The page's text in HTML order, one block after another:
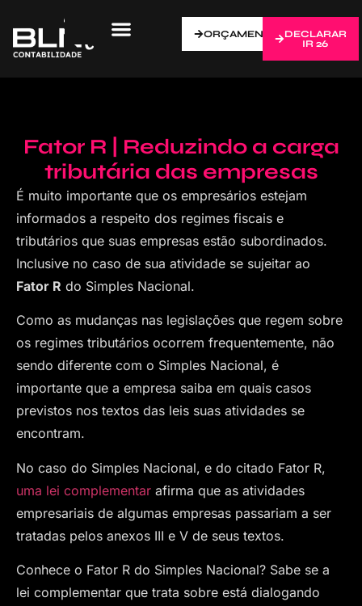
ORÇAMENTO
DECLARAR
IR 26
Fator R | Reduzindo a carga
tributária das empresas
É muito importante que os empresários estejam
informados a respeito dos regimes fiscais e
tributários que suas empresas estão subordinados.
Inclusive no caso de sua atividade se sujeitar ao
Fator R do Simples Nacional.
Como as mudanças nas legislações que regem sobre
os regimes tributários ocorrem frequentemente, não
sendo diferente com o Simples Nacional, é
importante que a empresa saiba em quais casos
previstos nos textos das leis suas atividades se
encontram.
No caso do Simples Nacional, e do citado Fator R,
uma lei complementar afirma que as atividades
empresariais de algumas empresas passariam a ser
tratadas pelos anexos III e V de seus textos.
Conhece o Fator R do Simples Nacional? Sabe se a
lei complementar que trata sobre está dialogando